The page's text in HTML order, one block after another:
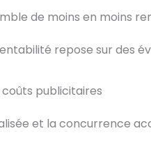
de moins en moins
repose sur des
publicitaires
et la concurrence